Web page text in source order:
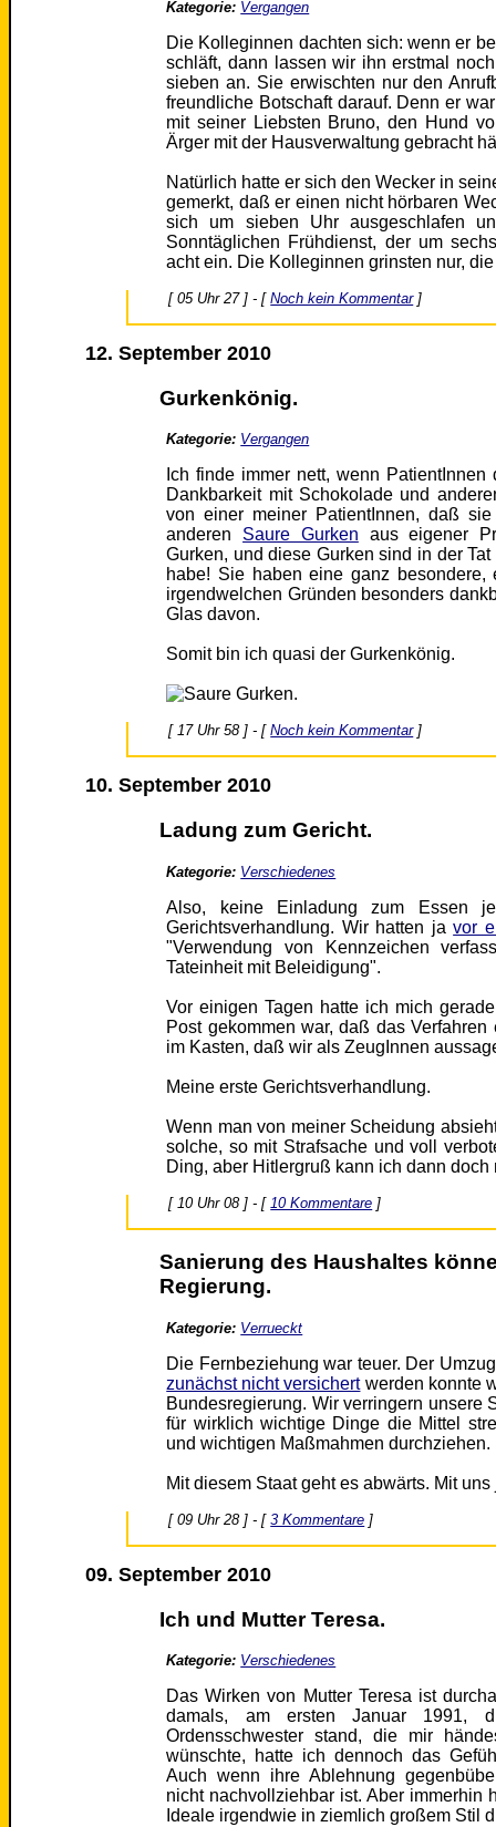
Kategorie: Vergangen
Die Kolleginnen dachten sich: wenn er
schläft, dann lassen wir ihn erstmal
sieben an. Sie erwischten nur den
freundliche Botschaft darauf. Denn er
mit seiner Liebsten Bruno, den Hund
Ärger mit der Hausverwaltung gebracht
Natürlich hatte er sich den Wecker in
gemerkt, daß er einen nicht hörbaren
sich um sieben Uhr ausgeschlafen
Sonntäglichen Frühdienst, der um
acht ein. Die Kolleginnen grinsten nur,
[ 05 Uhr 27 ] - [Noch kein Kommentar]
12. September 2010
Gurkenkönig.
Kategorie: Vergangen
Ich finde immer nett, wenn
Dankbarkeit mit Schokolade und
von einer meiner PatientInnen, daß
anderen Saure Gurken aus eigener
Gurken, und diese Gurken sind in der
habe! Sie haben eine ganz
irgendwelchen Gründen besonders
Glas davon.
Somit bin ich quasi der Gurkenkönig.
[ 17 Uhr 58 ] - [Noch kein Kommentar]
10. September 2010
Ladung zum Gericht.
Kategorie: Verschiedenes
Also, keine Einladung zum Essen
Gerichtsverhandlung. Wir hatten javor
"Verwendung von Kennzeichen
Tateinheit mit Beleidigung".
Vor einigen Tagen hatte ich mich
Post gekommen war, daß das
im Kasten, daß wir als ZeugInnen
Meine erste Gerichtsverhandlung.
Wenn man von meiner Scheidung
solche, so mit Strafsache und voll
Ding, aber Hitlergruß kann ich dann
[ 10 Uhr 08 ] - [ 10 Kommentare ]
Sanierung des Haushaltes
Regierung.
Kategorie: Verrueckt
Die Fernbeziehung war teuer. Der
zunächst nicht versichertwerden konnte
Bundesregierung. Wir verringern unsere
für wirklich wichtige Dinge die Mittel
und wichtigen Maßmahmen durchziehen.
Mit diesem Staat geht es abwärts. Mit
[ 09 Uhr 28 ] - [3 Kommentare ]
09. September 2010
Ich und Mutter Teresa.
Kategorie: Verschiedenes
Das Wirken von Mutter Teresa ist
damals, am ersten Januar 1991,
Ordensschwester stand, die mir
wünschte, hatte ich dennoch das
Auch wenn ihre Ablehnung
nicht nachvollziehbar ist. Aber immerhin
Ideale irgendwie in ziemlich großem Stil